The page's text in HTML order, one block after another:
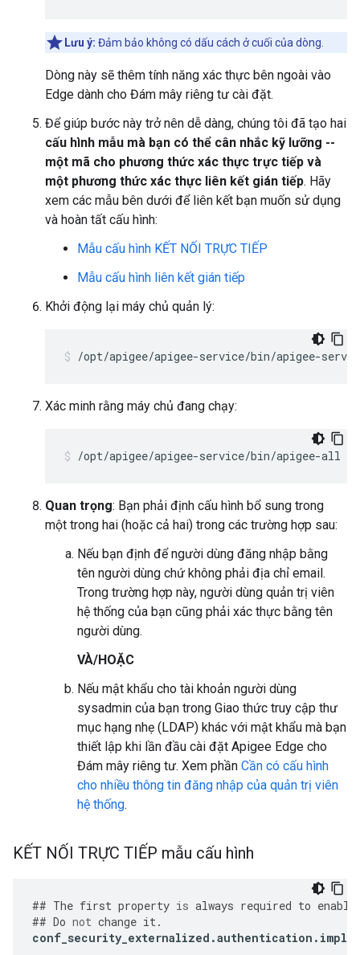
Lưu ý: Đảm bảo không có dấu cách ở cuối của dòng.
Dòng này sẽ thêm tính năng xác thực bên ngoài vào
Edge dành cho Đám mây riêng tư cài đặt.
Để giúp bước này trở nên dễ dàng, chúng tôi đã tạo hai
cấu hình mẫu mà bạn có thể cân nhắc kỹ lưỡng --
một mã cho phương thức xác thực trực tiếp và
một phương thức xác thực liên kết gián tiếp. Hãy
xem các mẫu bên dưới để liên kết bạn muốn sử dụng
và hoàn tất cấu hình:
Mẫu cấu hình KẾT NỐI TRỰC TIẾP
Mẫu cấu hình liên kết gián tiếp
Khởi động lại máy chủ quản lý:
/opt/apigee/apigee-service/bin/apigee-
Xác minh rằng máy chủ đang chạy:
/opt/apigee/apigee-service/bin/apigee-all
Quan trọng: Bạn phải định cấu hình bổ sung trong
một trong hai (hoặc cả hai) trong các trường hợp sau:
Nếu bạn định để người dùng đăng nhập bằng
tên người dùng chứ không phải địa chỉ email.
Trong trường hợp này, người dùng quản trị viên
hệ thống của bạn cũng phải xác thực bằng tên
người dùng.
VÀ/HOẶC
Nếu mật khẩu cho tài khoản người dùng
sysadmin của bạn trong Giao thức truy cập thư
mục hạng nhẹ (LDAP) khác với mật khẩu mà bạn
thiết lập khi lần đầu cài đặt Apigee Edge cho
Đám mây riêng tư. Xem phần Cần có cấu hình
cho nhiều thông tin đăng nhập của quản trị viên
hệ thống.
KẾT NỐI TRỰC TIẾP mẫu cấu hình
## The first property is always required to enable
## Do not change it.
conf_security_externalized .authentication .